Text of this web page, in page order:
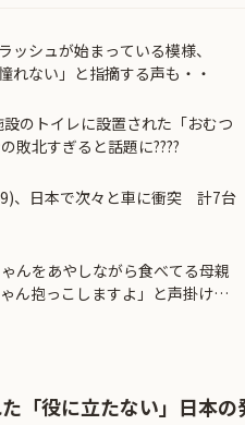
ッシュが始まっている模様、
れない」と指摘する声も・・
設のトイレに設置された「おむつ
敗北すぎると話題に????
、日本で次々と車に衝突 計7台
んをあやしながら食べてる母親
ん抱っこしますよ」と声掛けた
「役に立たない」日本